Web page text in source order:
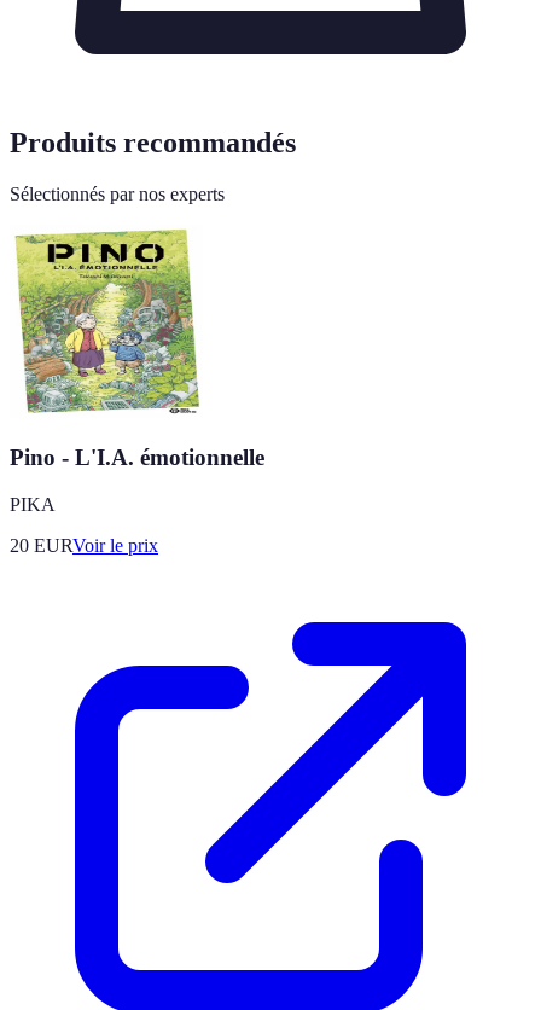
Produits recommandés
Sélectionnés par nos experts
Pino - L'I.A. émotionnelle
PIKA
20 EURVoir le prix